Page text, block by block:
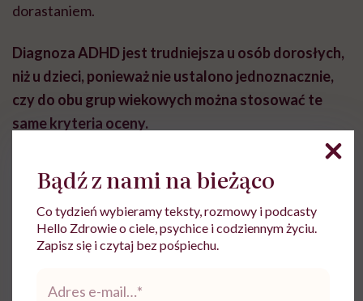
dorastaniem.
Diagnoza ADHD jest trudniejsza u osób dorosłych,
niż u dzieci, ponieważ nie ustalono jednoznacznie,
czy do obu grup wiekowych można stosować te
same kryteria oceny.
Renata Sikorska– psycholożka kliniczna i
psychoterapeutka CBT, terapeutkaEMDR, TSR,
Interwent Kryzysowy, specjalistka wczesnego
Bądź z nami na bieżąco
Co tydzień wybieramy teksty, rozmowy i podcasty
Hello Zdrowie o ciele, psychice i codziennym życiu.
Zapisz się i czytaj bez pośpiechu.